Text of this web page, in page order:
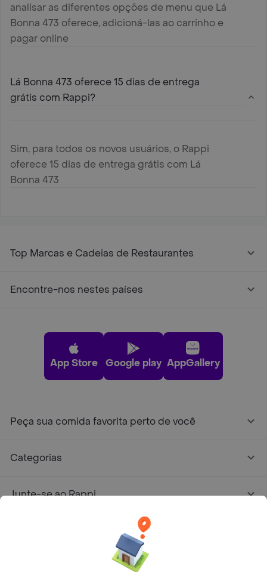
analisar as diferentes opções de menu que Lá
Bonna 473 oferece, adicioná-las ao carrinho e
pagar online
Lá Bonna 473 oferece 15 dias de entrega
grátis com Rappi?
Sim, para todos os novos usuários, o Rappi
oferece 15 dias de entrega grátis com Lá
Bonna 473
Top Marcas e Cadeias de Restaurantes
Encontre-nos nestes países
App Store Google play AppGallery
Peça sua comida favorita perto de você
Categorias
Junte-se ao Rappi
Facebook
Twitter